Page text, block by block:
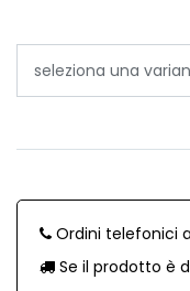
Ordini telefonici
Se il prodotto è